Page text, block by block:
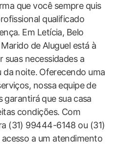
que você sempre quis
qualificado
Em Letícia,‍ Belo
de Aluguel está à
suas necessidades a
da noite.⁢ Oferecendo uma
nossa equipe⁤ de
que⁢ sua⁢ casa
condições. Com
‍(31) 99444-6148 ou (31)
a um atendimento